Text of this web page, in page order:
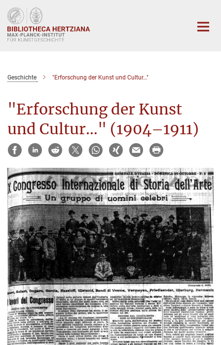
Hauptinhalt
Geschichte "Erforschung der Kunst und Cultur…"
"Erforschung der Kunst
und Cultur…" (1904–1911)